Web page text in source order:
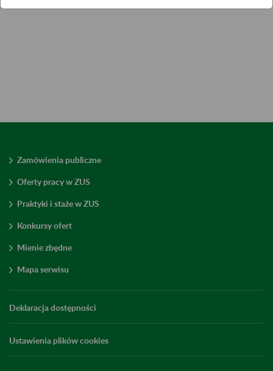
Zamówienia publiczne
Oferty pracy w ZUS
Praktyki i staże w ZUS
Konkursy ofert
Mienie zbędne
Mapa serwisu
Deklaracja dostępności
Ustawienia plików cookies